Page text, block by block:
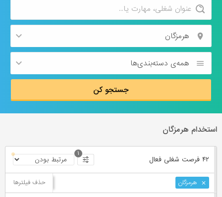
هرمزگان
همه‌ی دسته‌بندی‌ها
جستجو کن
استخدام هرمزگان
۴۲ فرصت ‌شغلی فعال
۱
هرمزگان حذف فیلترها